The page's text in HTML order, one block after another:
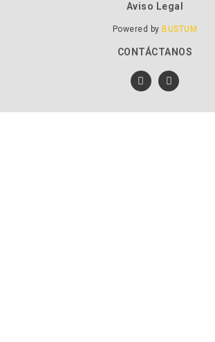
Aviso Legal
Powered by BUSTUM
CONTÁCTANOS